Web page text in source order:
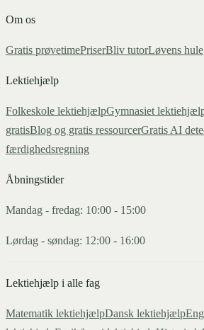
Om os
Gratis prøvetimePriserBliv tutorLøvens hule
Lektiehjælp
Folkeskole lektiehjælpGymnasiet
gratisBlog og gratis ressourcerGratis AI
færdighedsregning
Åbningstider
Mandag - fredag: 10:00 - 15:00
Lørdag - søndag: 12:00 - 16:00
Lektiehjælp i alle fag
Matematik lektiehjælpDansk lektiehjælp